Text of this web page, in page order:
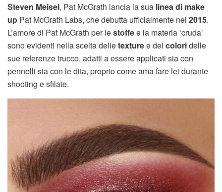
Steven Meisel, Pat McGrath lancia la sua linea di make
up Pat McGrath Labs, che debutta ufficialmente nel 2015.
L’amore di Pat McGrath per lestoffee la materia ‘cruda’
sono evidenti nella scelta delletexturee dei coloridelle
sue referenze trucco, adatti a essere applicati sia con
pennelli sia con le dita, proprio come ama fare lei durante
shooting e sfilate.